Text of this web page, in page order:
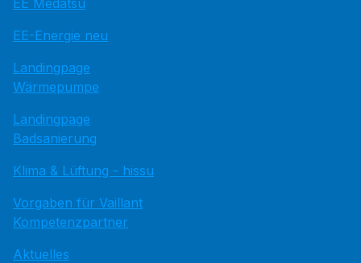
EE Medatsu
EE-Energie neu
Landingpage
Wärmepumpe
Landingpage
Badsanierung
Klima & Lüftung - hissu
Vorgaben für Vaillant
Kompetenzpartner
Aktuelles